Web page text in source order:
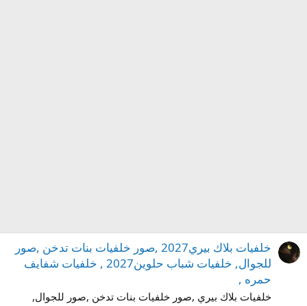
خلفيات بلاك بيري2027 ,صور خلفيات بنات تدخن ,صور
للجوال, خلفيات شباب حلوين2027 , خلفيات شفايف
حمره ,
خلفيات بلاك بيري ,صور خلفيات بنات تدخن ,صور للجوال,